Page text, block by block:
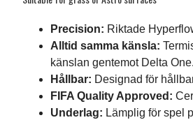
Precision: Riktade
Alltid samma känsla:
känslan gentemot Delta One.
Hållbar: Designad för
FIFA Quality Approved:
Underlag: Lämplig för spel